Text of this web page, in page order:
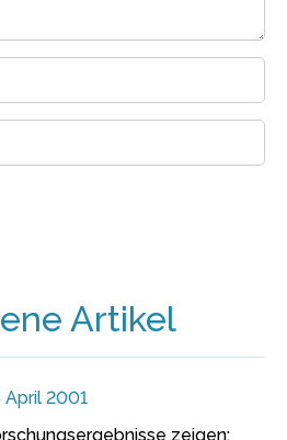
Artikel
April 2001
zeigen: